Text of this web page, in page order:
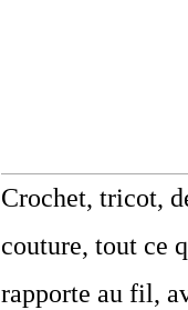
Crochet, tricot,
couture, tout ce
rapporte au fil,